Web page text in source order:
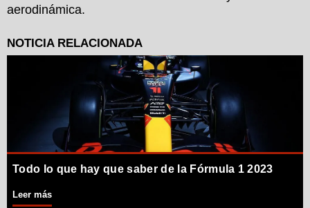
aerodinámica.
Todo lo que hay que saber de la Fórmula 1 2023
Leer más